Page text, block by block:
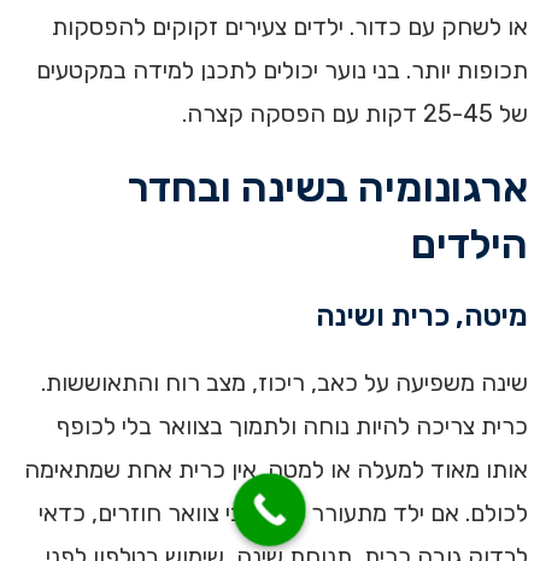
או לשחק עם כדור. ילדים צעירים זקוקים להפסקות
תכופות יותר. בני נוער יכולים לתכנן למידה במקטעים
של 25-45 דקות עם הפסקה קצרה.
ארגונומיה בשינה ובחדר
הילדים
מיטה, כרית ושינה
שינה משפיעה על כאב, ריכוז, מצב רוח והתאוששות.
כרית צריכה להיות נוחה ולתמוך בצוואר בלי לכופף
אותו מאוד למעלה או למטה. אין כרית אחת שמתאימה
לכולם. אם ילד מתעורר עם כאבי צוואר חוזרים, כדאי